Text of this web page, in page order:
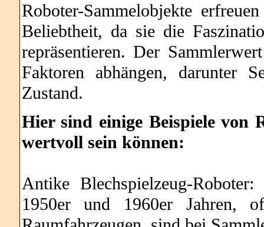
Roboter-Sammelobjekte
Beliebtheit, da sie die
repräsentieren. Der
Faktoren abhängen, darunter
Zustand.
Hier sind einige Beispiele von
wertvoll sein können:
Antike Blechspielzeug-
1950er und 1960er Jahren,